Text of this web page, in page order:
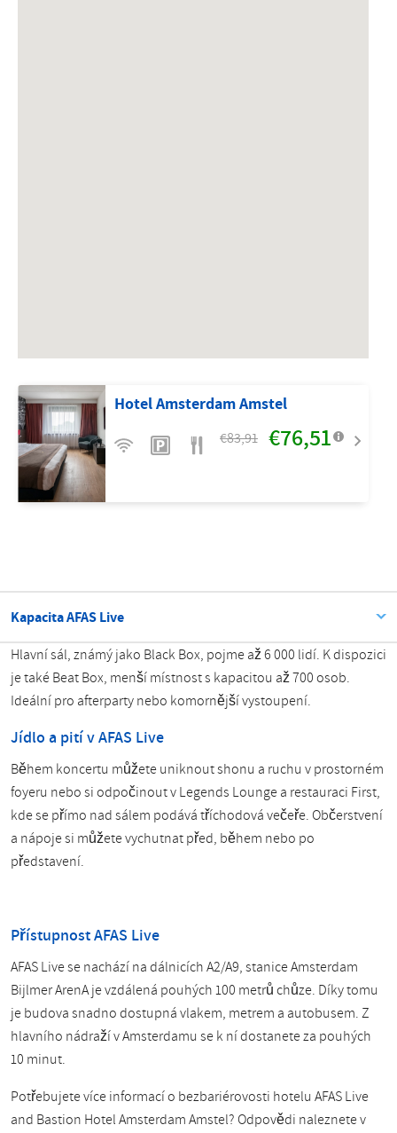
Hotel Amsterdam Amstel
€83,91 €76,51
Kapacita AFAS Live
Hlavní sál, známý jako Black Box, pojme až 6 000 lidí. K dispozici
je také Beat Box, menší místnost s kapacitou až 700 osob.
Ideální pro afterparty nebo komornější vystoupení.
Jídlo a pití v AFAS Live
Během koncertu můžete uniknout shonu a ruchu v prostorném
foyeru nebo si odpočinout v Legends Lounge a restauraci First,
kde se přímo nad sálem podává tříchodová večeře. Občerstvení
a nápoje si můžete vychutnat před, během nebo po
představení.
Přístupnost AFAS Live
AFAS Live se nachází na dálnicích A2/A9, stanice Amsterdam
Bijlmer ArenA je vzdálená pouhých 100 metrů chůze. Díky tomu
je budova snadno dostupná vlakem, metrem a autobusem. Z
hlavního nádraží v Amsterdamu se k ní dostanete za pouhých
10 minut.
Potřebujete více informací o bezbariérovosti hotelu AFAS Live
and Bastion Hotel Amsterdam Amstel? Odpovědi naleznete v